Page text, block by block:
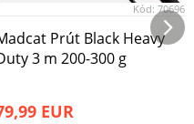
Kód: 70696
Prút Black Heavy
3 m 200-300 g
EUR